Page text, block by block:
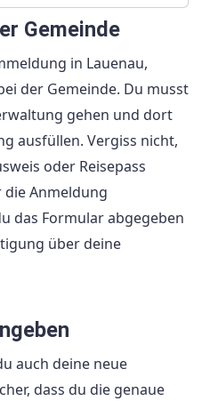
Gemeinde
in Lauenau,
der Gemeinde. Du musst
gehen und dort
ausfüllen. Vergiss nicht,
oder Reisepass
Anmeldung
das Formular abgegeben
über deine
auch deine neue
dass du die genaue